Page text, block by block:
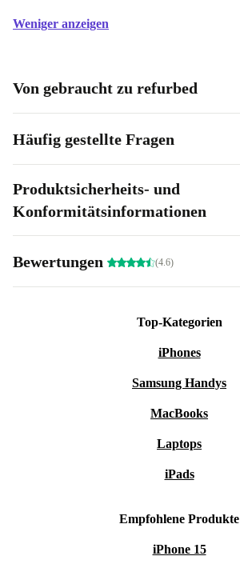
Weniger anzeigen
Von gebraucht zu refurbed
Häufig gestellte Fragen
Produktsicherheits- und
Konformitätsinformationen
Bewertungen (4.6)
Top-Kategorien
iPhones
Samsung Handys
MacBooks
Laptops
iPads
Empfohlene Produkte
iPhone 15